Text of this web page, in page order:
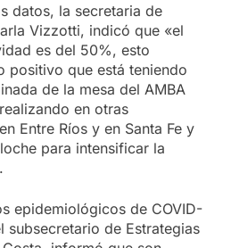
datos, la secretaria de
Vizzotti, indicó que «el
es del 50%, esto
positivo que está teniendo
de la mesa del AMBA
en otras
Entre Ríos y en Santa Fe y
para intensificar la
epidemiológicos de COVID-
subsecretario de Estrategias